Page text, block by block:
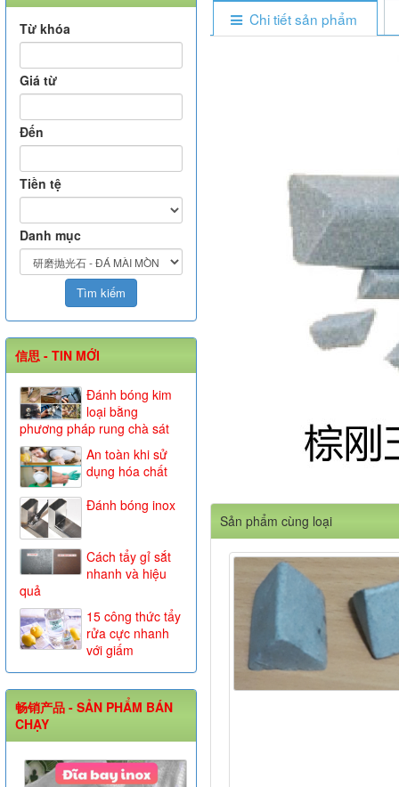
Chi tiết sản phẩm
Sản phẩm cùng loại
Từ khóa
Giá từ
Đến
Tiền tệ
Danh mục
信思 - TIN MỚI
Đánh bóng kim
loại bằng
phương pháp rung chà sát
An toàn khi sử
dụng hóa chất
Đánh bóng inox
Cách tẩy gỉ sắt
nhanh và hiệu
quả
15 công thức tẩy
rửa cực nhanh
với giấm
畅销产品 - SẢN PHẨM BÁN
CHẠY